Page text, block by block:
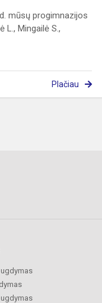
mūsų progimnazijos
L., Mingailė S.,
Plačiau